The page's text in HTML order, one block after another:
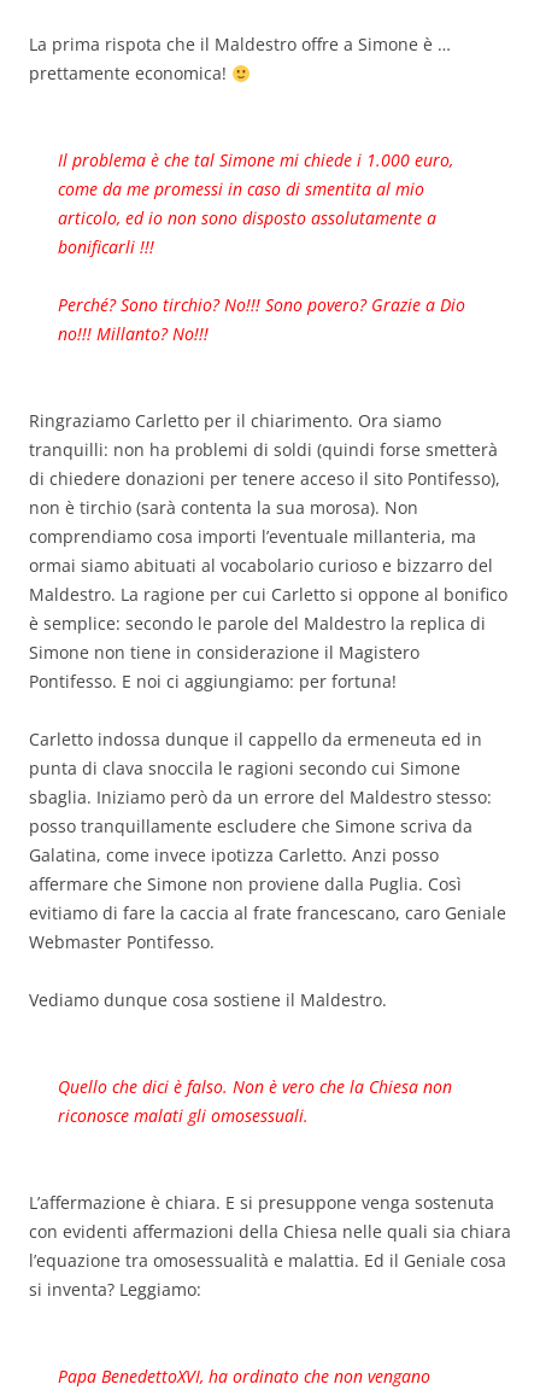
La prima rispota che il Maldestro offre a Simone è …
prettamente economica!
Il problema è che tal Simone mi chiede i 1.000 euro,
come da me promessi in caso di smentita al mio
articolo, ed io non sono disposto assolutamente a
bonificarli !!!
Perché? Sono tirchio? No!!! Sono povero? Grazie a Dio
no!!! Millanto? No!!!
Ringraziamo Carletto per il chiarimento. Ora siamo
tranquilli: non ha problemi di soldi (quindi forse smetterà
di chiedere donazioni per tenere acceso il sito Pontifesso),
non è tirchio (sarà contenta la sua morosa). Non
comprendiamo cosa importi l’eventuale millanteria, ma
ormai siamo abituati al vocabolario curioso e bizzarro del
Maldestro. La ragione per cui Carletto si oppone al bonifico
è semplice: secondo le parole del Maldestro la replica di
Simone non tiene in considerazione il Magistero
Pontifesso. E noi ci aggiungiamo: per fortuna!
Carletto indossa dunque il cappello da ermeneuta ed in
punta di clava snoccila le ragioni secondo cui Simone
sbaglia. Iniziamo però da un errore del Maldestro stesso:
posso tranquillamente escludere che Simone scriva da
Galatina, come invece ipotizza Carletto. Anzi posso
affermare che Simone non proviene dalla Puglia. Così
evitiamo di fare la caccia al frate francescano, caro Geniale
Webmaster Pontifesso.
Vediamo dunque cosa sostiene il Maldestro.
Quello che dici è falso. Non è vero che la Chiesa non
riconosce malati gli omosessuali.
L’affermazione è chiara. E si presuppone venga sostenuta
con evidenti affermazioni della Chiesa nelle quali sia chiara
l’equazione tra omosessualità e malattia. Ed il Geniale cosa
si inventa? Leggiamo:
Papa BenedettoXVI, ha ordinato che non vengano